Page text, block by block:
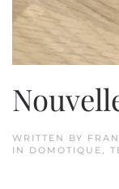
WRITTEN BY
IN DOMOTIQUE,